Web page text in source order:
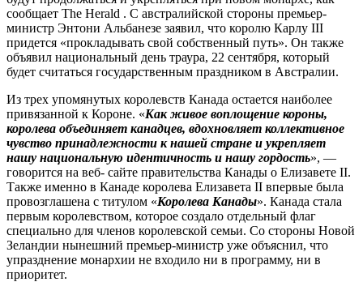
сообщает The Herald . С австралийской стороны премьер-
министр Энтони Альбанезе заявил, что королю Карлу III
придется «прокладывать свой собственный путь». Он также
объявил национальный день траура, 22 сентября, который
будет считаться государственным праздником в Австралии.
Из трех упомянутых королевств Канада остается наиболее
привязанной к Короне. «Как живое воплощение короны,
королева объединяет канадцев, вдохновляет коллективное
чувство принадлежности к нашей стране и укрепляет
нашу национальную идентичность и нашу гордость», —
говорится на веб- сайте правительства Канады о Елизавете II.
Также именно в Канаде королева Елизавета II впервые была
провозглашена с титулом «Королева Канады». Канада стала
первым королевством, которое создало отдельный флаг
специально для членов королевской семьи. Со стороны Новой
Зеландии нынешний премьер-министр уже объяснил, что
упразднение монархии не входило ни в программу, ни в
приоритет.